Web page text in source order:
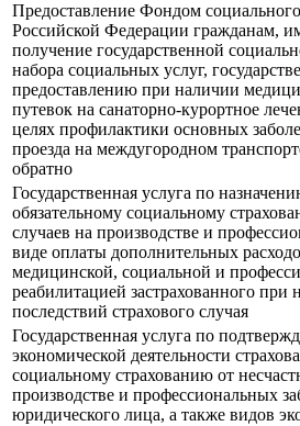
Предоставление Фондом
Российской Федерации гражданам,
получение государственной
набора социальных услуг,
предоставлению при наличии
путевок на санаторно-курортное
целях профилактики основных
проезда на междугородном
обратно
Государственная услуга по
обязательному социальному
случаев на производстве и
виде оплаты дополнительных
медицинской, социальной и
реабилитацией застрахованного
последствий страхового случая
Государственная услуга по
экономической деятельности
социальному страхованию от
производстве и профессиональных
юридического лица, а также видов